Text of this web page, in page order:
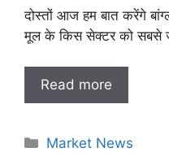
दोस्तों आज हम बात करेंगे
मूल के किस सेक्टर को सबसे
Read more
Categories
Market News